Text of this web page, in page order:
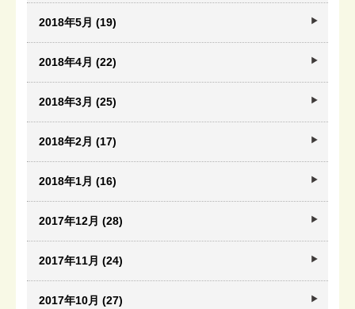
2018年5月 (19)
2018年4月 (22)
2018年3月 (25)
2018年2月 (17)
2018年1月 (16)
2017年12月 (28)
2017年11月 (24)
2017年10月 (27)